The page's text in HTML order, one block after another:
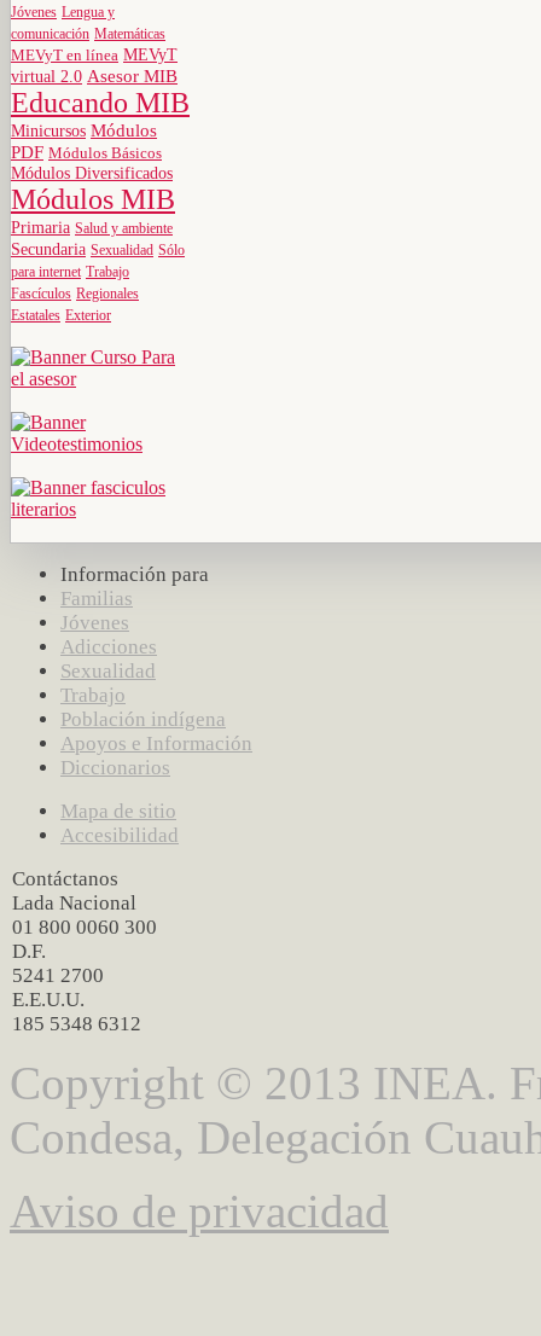
Jóvenes Lengua y
comunicación Matemáticas
MEVyT en línea MEVyT
virtual 2.0 Asesor MIB
Educando MIB
Minicursos Módulos
PDF Módulos Básicos
Módulos Diversificados
Módulos MIB
Primaria Salud y ambiente
Secundaria Sexualidad Sólo
para internet Trabajo
Fascículos Regionales
Estatales Exterior
Información para
Familias
Jóvenes
Adicciones
Sexualidad
Trabajo
Población indígena
Apoyos e Información
Diccionarios
Mapa de sitio
Accesibilidad
Contáctanos
Lada Nacional
01 800 0060 300
D.F.
5241 2700
E.E.U.U.
185 5348 6312
Copyright © 2013 INEA.
Condesa, Delegación
Aviso de privacidad